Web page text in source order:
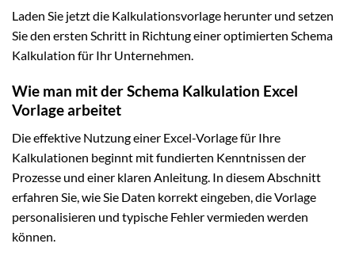
Laden Sie jetzt die Kalkulationsvorlage herunter und setzen
Sie den ersten Schritt in Richtung einer optimierten Schema
Kalkulation für Ihr Unternehmen.
Wie man mit der Schema Kalkulation Excel
Vorlage arbeitet
Die effektive Nutzung einer Excel-Vorlage für Ihre
Kalkulationen beginnt mit fundierten Kenntnissen der
Prozesse und einer klaren Anleitung. In diesem Abschnitt
erfahren Sie, wie Sie Daten korrekt eingeben, die Vorlage
personalisieren und typische Fehler vermieden werden
können.